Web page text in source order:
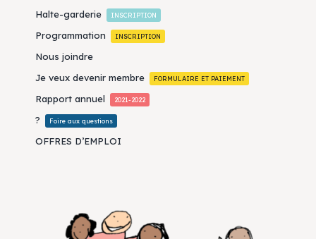
Halte-garderie
INSCRIPTION
Programmation INSCRIPTION
Nous joindre
Je veux devenir membre
FORMULAIRE ET PAIEMENT
Rapport annuel 2021-2022
? Foire aux questions
OFFRES D’EMPLOI